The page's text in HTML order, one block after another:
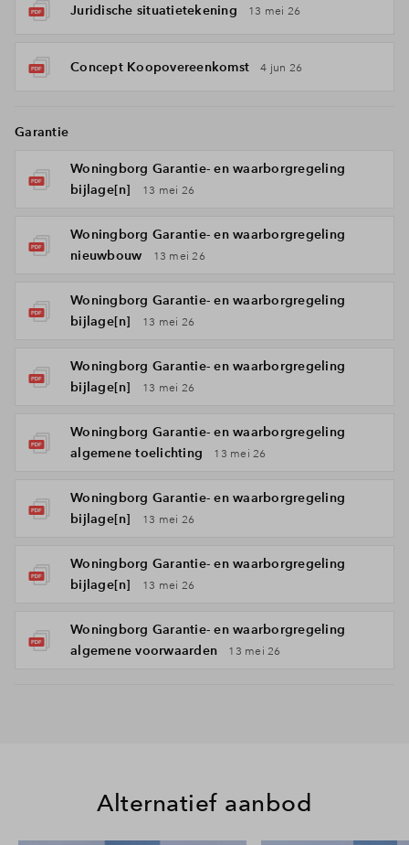
Juridische situatietekening 13 mei 26
Concept Koopovereenkomst 4 jun 26
Garantie
Woningborg Garantie- en waarborgregeling
bijlage[n]
13 mei 26
Woningborg Garantie- en waarborgregeling
nieuwbouw
13 mei 26
Woningborg Garantie- en waarborgregeling
bijlage[n]
13 mei 26
Woningborg Garantie- en waarborgregeling
bijlage[n]
13 mei 26
Woningborg Garantie- en waarborgregeling
algemene toelichting
13 mei 26
Woningborg Garantie- en waarborgregeling
bijlage[n]
13 mei 26
Woningborg Garantie- en waarborgregeling
bijlage[n]
13 mei 26
Woningborg Garantie- en waarborgregeling
algemene voorwaarden
13 mei 26
Alternatief aanbod